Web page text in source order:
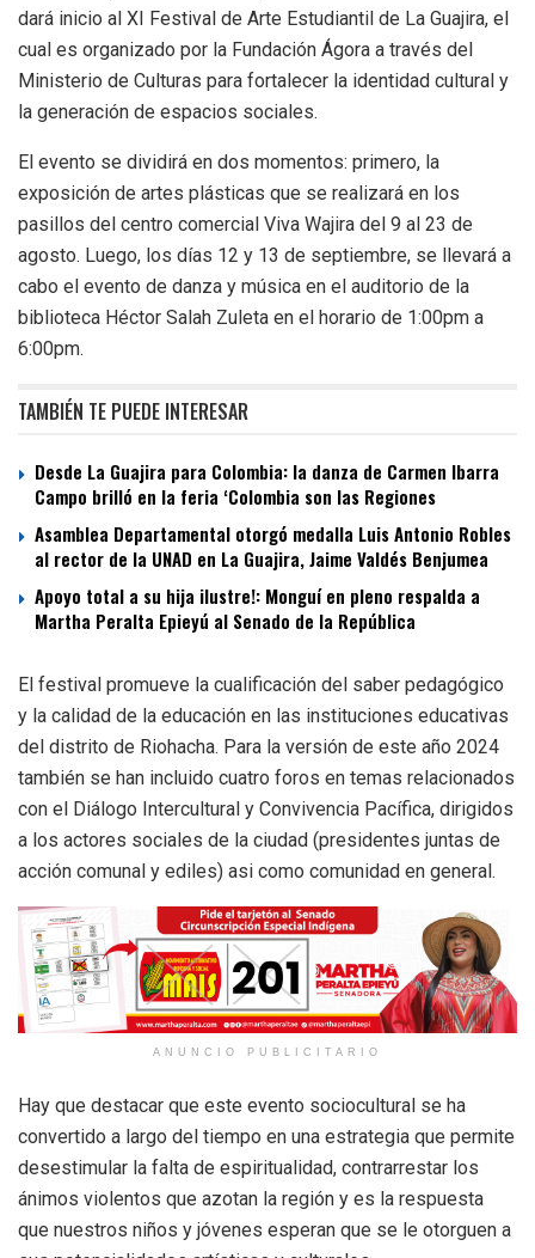
dará inicio al XI Festival de Arte Estudiantil de La Guajira, el
cual es organizado por la Fundación Ágora a través del
Ministerio de Culturas para fortalecer la identidad cultural y
la generación de espacios sociales.
El evento se dividirá en dos momentos: primero, la
exposición de artes plásticas que se realizará en los
pasillos del centro comercial Viva Wajira del 9 al 23 de
agosto. Luego, los días 12 y 13 de septiembre, se llevará a
cabo el evento de danza y música en el auditorio de la
biblioteca Héctor Salah Zuleta en el horario de 1:00pm a
6:00pm.
TAMBIÉN TE PUEDE INTERESAR
Desde La Guajira para Colombia: la danza de Carmen Ibarra
Campo brilló en la feria ‘Colombia son las Regiones
Asamblea Departamental otorgó medalla Luis Antonio Robles
al rector de la UNAD en La Guajira, Jaime Valdés Benjumea
Apoyo total a su hija ilustre!: Monguí en pleno respalda a
Martha Peralta Epieyú al Senado de la República
El festival promueve la cualificación del saber pedagógico
y la calidad de la educación en las instituciones educativas
del distrito de Riohacha. Para la versión de este año 2024
también se han incluido cuatro foros en temas relacionados
con el Diálogo Intercultural y Convivencia Pacífica, dirigidos
a los actores sociales de la ciudad (presidentes juntas de
acción comunal y ediles) asi como comunidad en general.
ANUNCIO PUBLICITARIO
Hay que destacar que este evento sociocultural se ha
convertido a largo del tiempo en una estrategia que permite
desestimular la falta de espiritualidad, contrarrestar los
ánimos violentos que azotan la región y es la respuesta
que nuestros niños y jóvenes esperan que se le otorguen a